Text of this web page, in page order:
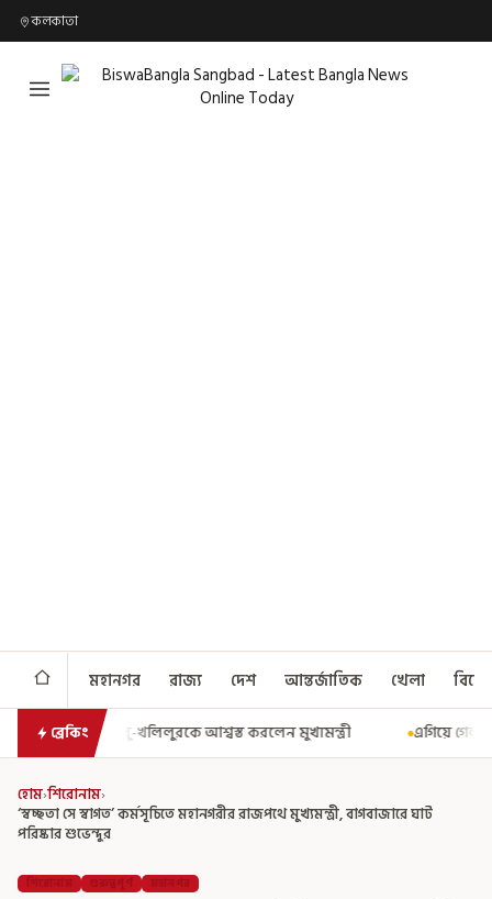
কলকাতা
মহানগর রাজ্য দেশ আন্তর্জাতিক খেলা
ব্রেকিং এগিয়ে গেল আরও একধাপ, সপ্তম পে কমিশন গঠনের একাধিক শর্ত
হোম›শিরোনাম›
‘স্বচ্ছতা সে স্বাগত’ কর্মসূচিতে মহানগরীর রাজপথে মুখ্যমন্ত্রী, বাগবাজারে ঘাট
পরিষ্কার শুভেন্দুর
শিরোনাম গুরুত্বপূর্ণ মহানগর